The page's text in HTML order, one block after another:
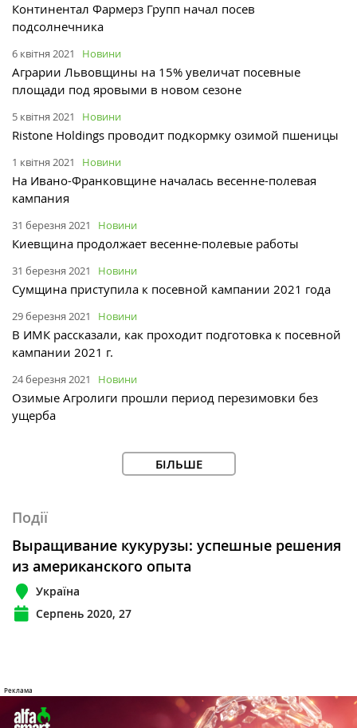
Континентал Фармерз Групп начал посев
подсолнечника
6 квітня 2021 Новини
Аграрии Львовщины на 15% увеличат посевные
площади под яровыми в новом сезоне
5 квітня 2021 Новини
Ristone Holdings проводит подкормку озимой пшеницы
1 квітня 2021 Новини
На Ивано-Франковщине началась весенне-полевая
кампания
31 березня 2021 Новини
Киевщина продолжает весенне-полевые работы
31 березня 2021 Новини
Сумщина приступила к посевной кампании 2021 года
29 березня 2021 Новини
В ИМК рассказали, как проходит подготовка к посевной
кампании 2021 г.
24 березня 2021 Новини
Озимые Агролиги прошли период перезимовки без
ущерба
БІЛЬШЕ
Події
Выращивание кукурузы: успешные решения
из американского опыта
Україна
Серпень 2020, 27